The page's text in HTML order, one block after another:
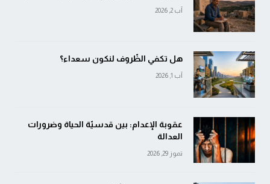
آب 2, 2026
هل تكفي الظّروف لنكون سعداء؟
آب 1, 2026
عقوبة الإعدام: بين قدسيّة الحياة وضرورات
العدالة
تموز 29, 2026